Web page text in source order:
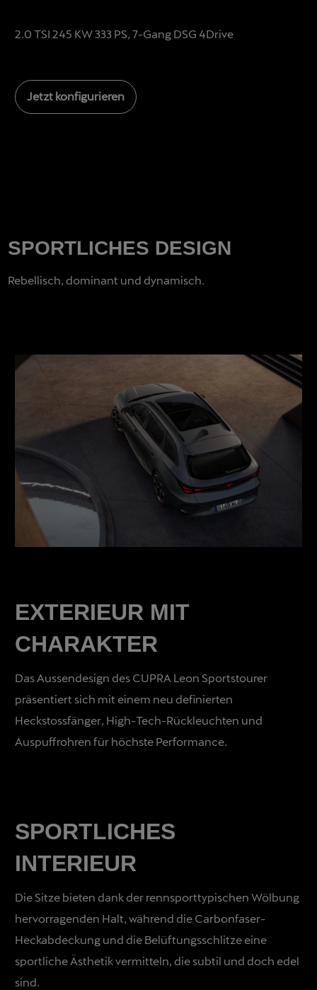
previous
2.0 TSI 245 KW 333 PS, 7-Gang DSG 4Drive
Jetzt konfigurieren
SPORTLICHES DESIGN
Rebellisch, dominant und dynamisch.
EXTERIEUR MIT
CHARAKTER
Das Aussendesign des CUPRA Leon Sportstourer
präsentiert sich mit einem neu definierten
Heckstossfänger, High-Tech-Rückleuchten und
Auspuffrohren für höchste Performance.
SPORTLICHES
INTERIEUR
Die Sitze bieten dank der rennsporttypischen Wölbung
hervorragenden Halt, während die Carbonfaser-
Heckabdeckung und die Belüftungsschlitze eine
sportliche Ästhetik vermitteln, die subtil und doch edel
sind.